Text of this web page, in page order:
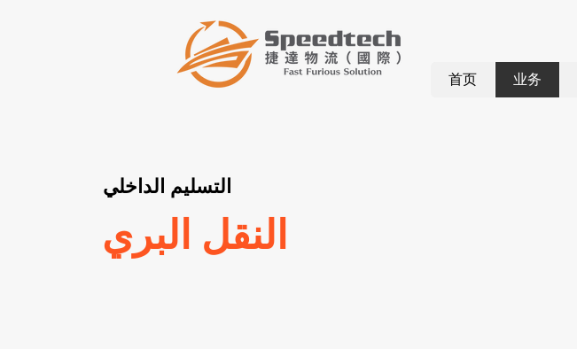
首页 业务
التسليم الداخلي
النقل البري